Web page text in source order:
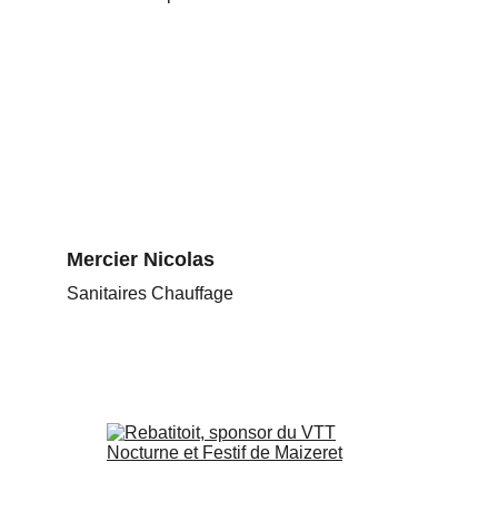
Mercier Nicolas
Sanitaires Chauffage